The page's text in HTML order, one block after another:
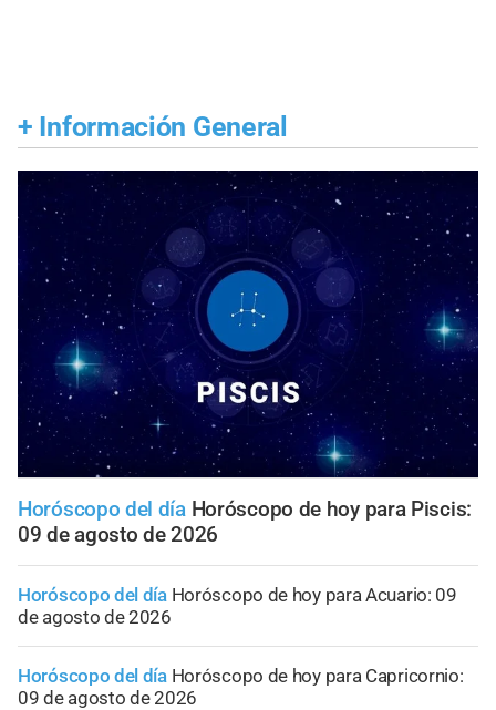
+ Información General
Horóscopo del día Horóscopo de hoy para Piscis:
09 de agosto de 2026
Horóscopo del día Horóscopo de hoy para Acuario: 09
de agosto de 2026
Horóscopo del día Horóscopo de hoy para Capricornio:
09 de agosto de 2026